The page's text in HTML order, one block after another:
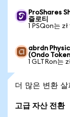
ProShares
즐로티
1 PSQon는
abrdn
(Ondo
1 GLTRon는
더 많은 변환 살
고급 자산 전환